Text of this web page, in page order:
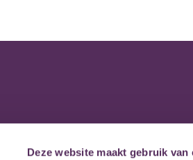
Deze website maakt gebruik van